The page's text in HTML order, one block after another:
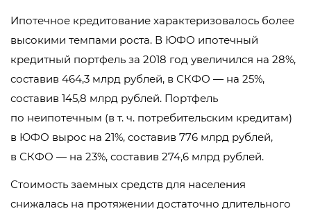
Ипотечное кредитование характеризовалось более
высокими темпами роста. В ЮФО ипотечный
кредитный портфель за 2018 год увеличился на 28%,
составив 464,3 млрд рублей, в СКФО — на 25%,
составив 145,8 млрд рублей. Портфель
по неипотечным (в т. ч. потребительским кредитам)
в ЮФО вырос на 21%, составив 776 млрд рублей,
в СКФО — на 23%, составив 274,6 млрд рублей.
Стоимость заемных средств для населения
снижалась на протяжении достаточно длительного